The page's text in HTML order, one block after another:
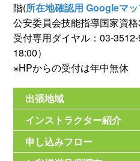
階(所在地確認用 Googleマ
公安委員会技能指導国家資
受付専用ダイヤル：03-
18:00）
※HPからの受付は年中無休
出張地域
インストラクター紹介
申し込みフロー